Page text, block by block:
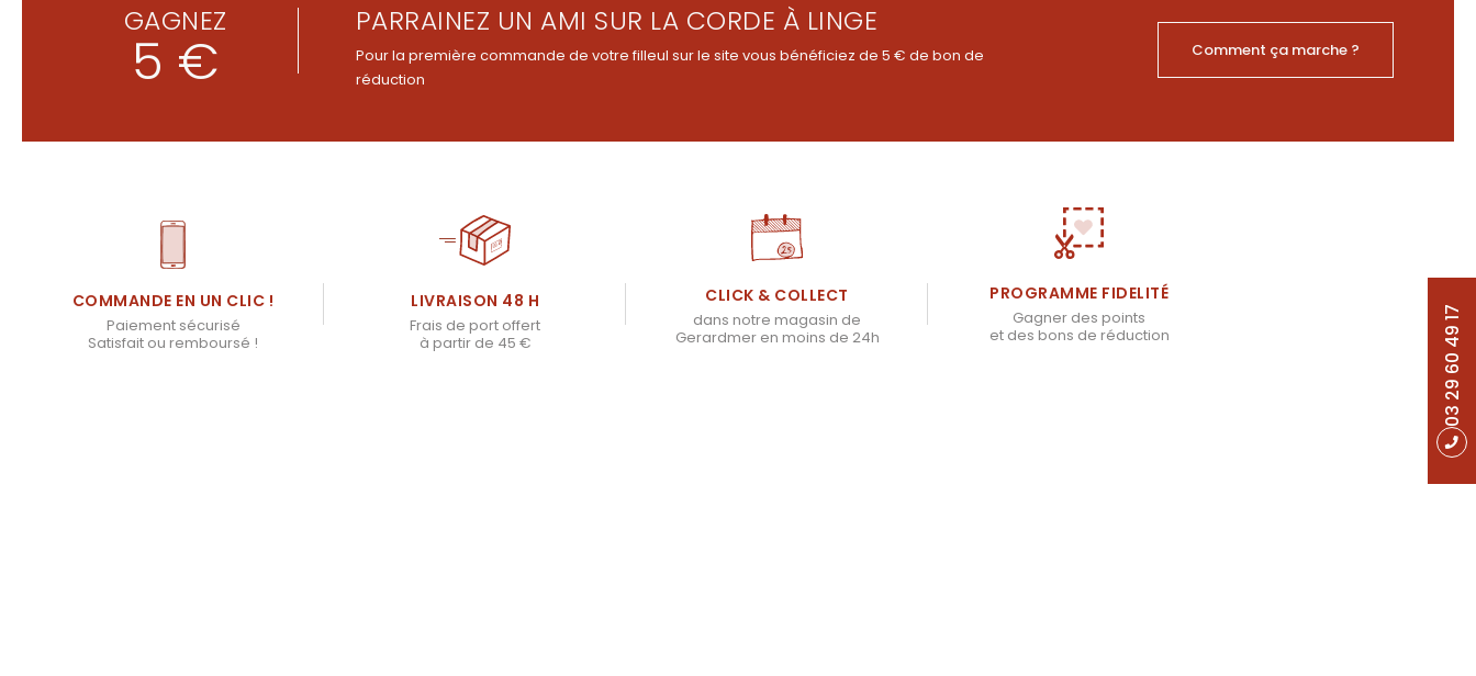
03 29 60 49 17
GAGNEZ
5 €
PARRAINEZ UN AMI SUR LA CORDE À LINGE
Pour la première commande de votre filleul sur le site vous bénéficiez de 5 € de bon de
réduction
Comment ça marche ?
COMMANDE EN UN CLIC !
Paiement sécurisé
Satisfait ou remboursé !
LIVRAISON 48 H
Frais de port offert
à partir de 45 €
CLICK & COLLECT
dans notre magasin de
Gerardmer en moins de 24h
PROGRAMME FIDELITÉ
Gagner des points
et des bons de réduction